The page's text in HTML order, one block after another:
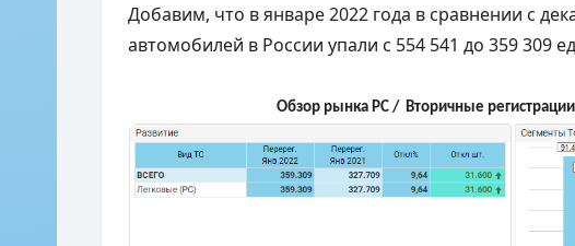
Добавим, что в январе 2022 года в сравнении с
автомобилей в России упали с 554 541 до 359 309
Обзор рынка PC / Вторичные